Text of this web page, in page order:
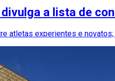
a lista de
atletas experientes e